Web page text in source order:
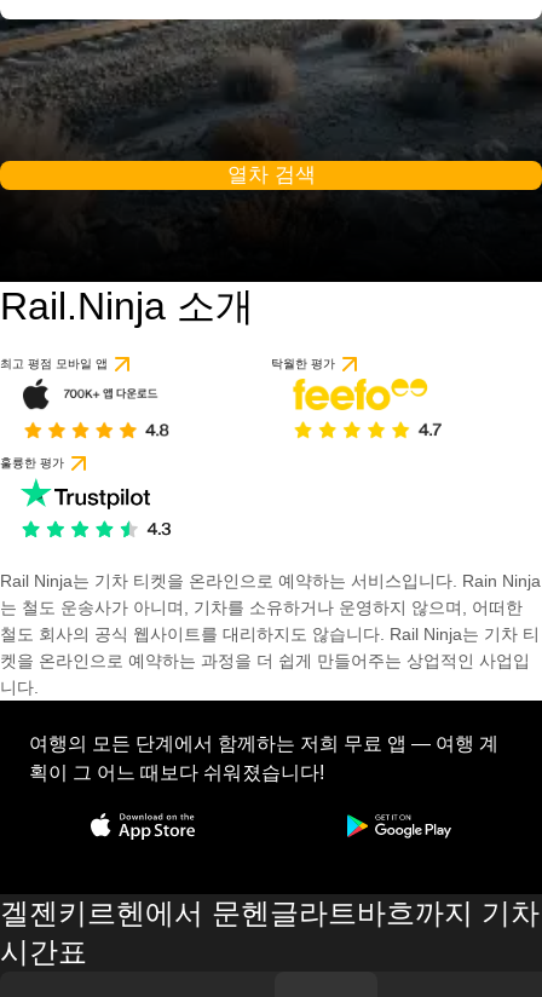
열차 검색
Rail.Ninja 소개
최고 평점 모바일 앱 탁월한 평가
훌륭한 평가
Rail Ninja는 기차 티켓을 온라인으로 예약하는 서비스입니다. Rain Ninja
는 철도 운송사가 아니며, 기차를 소유하거나 운영하지 않으며, 어떠한
철도 회사의 공식 웹사이트를 대리하지도 않습니다. Rail Ninja는 기차 티
켓을 온라인으로 예약하는 과정을 더 쉽게 만들어주는 상업적인 사업입
니다.
여행의 모든 단계에서 함께하는 저희 무료 앱 — 여행 계
획이 그 어느 때보다 쉬워졌습니다!
겔젠키르헨에서 문헨글라트바흐까지 기차
시간표